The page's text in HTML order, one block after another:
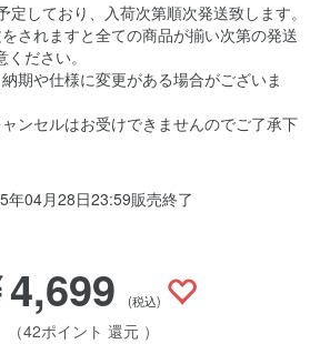
定しており、入荷次第順次発送致します。
されますと全ての商品が揃い次第の発送
ださい。
期や仕様に変更がある場合がございま
ンセルはお受けできませんのでご了承下
年04月28日23:59販売終了
4,699 (税込)
（42ポイント 還元 ）